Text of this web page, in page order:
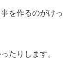
を作るのがけっ
たりします。